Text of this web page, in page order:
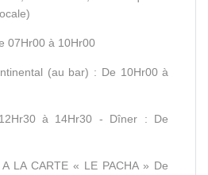
07Hr00 à 10Hr00
(au bar) : De 10Hr00 à
à 14Hr30 - Dîner : De
A LA CARTE « LE PACHA » De